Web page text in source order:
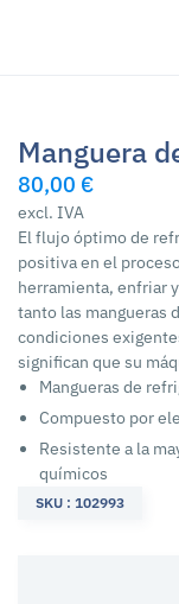
Manguera
80,00 €
excl. IVA
El flujo óptimo de
positiva en el
herramienta, enfriar
tanto las mangueras
condiciones
significan que su
Mangueras de
Compuesto por
Resistente a la
químicos
SKU : 102993